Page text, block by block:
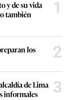
y de su vida
también
1
los
2
de Lima
informales
3